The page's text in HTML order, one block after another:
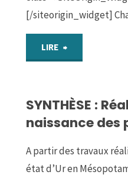
rôle
politique
de
Roland."
[/siteorigin_widget]
LIRE "VIDÉO
La
Méditerranée
au
SYNTHÈSE :
naissance des
A partir des travaux
état d’Ur en